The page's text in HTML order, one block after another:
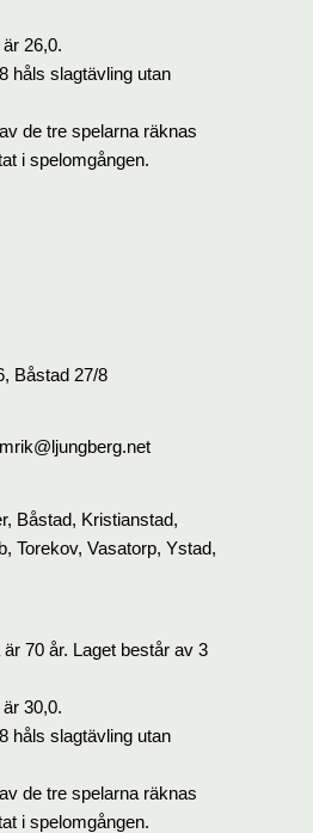
26,0.
håls slagtävling utan
de tre spelarna räknas
i spelomgången.
Båstad 27/8
Båstad, Kristianstad,
Torekov, Vasatorp, Ystad,
70 år. Laget består av 3
30,0.
håls slagtävling utan
de tre spelarna räknas
i spelomgången.